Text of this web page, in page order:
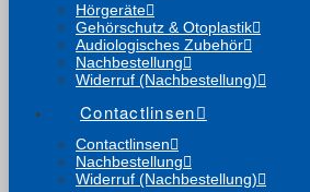
Hörgeräte
Gehörschutz & Otoplastik
Audiologisches Zubehör
Nachbestellung
Widerruf (Nachbestellung)
Contactlinsen
Contactlinsen
Nachbestellung
Widerruf (Nachbestellung)